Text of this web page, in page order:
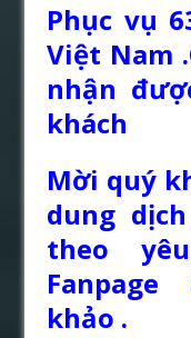
Phục vụ
Việt Nam
nhận
khách
Mời quý
dung
theo
khảo .